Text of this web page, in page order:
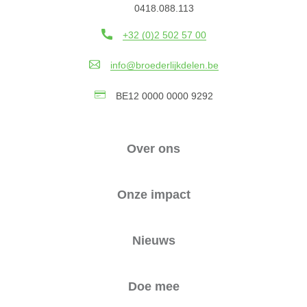
0418.088.113
+32 (0)2 502 57 00
info@broederlijkdelen.be
BE12 0000 0000 9292
Over ons
Onze impact
Nieuws
Doe mee